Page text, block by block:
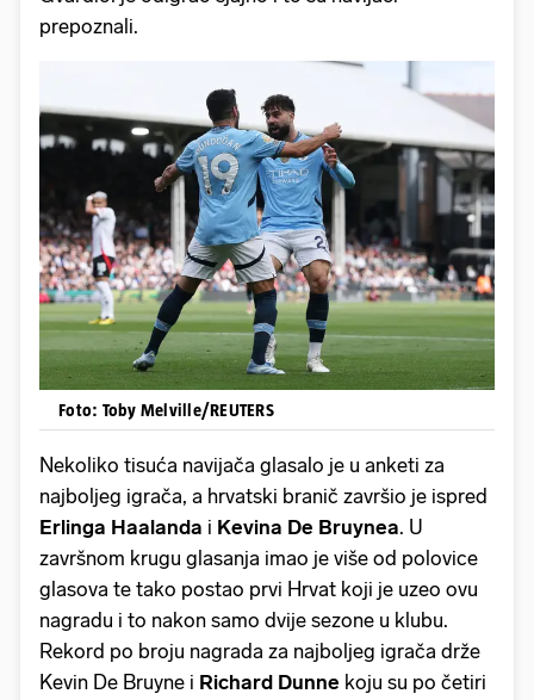
prepoznali.
Foto: Toby Melville/REUTERS
Nekoliko tisuća navijača glasalo je u anketi za
najboljeg igrača, a hrvatski branič završio je ispred
Erlinga Haalanda i Kevina De Bruynea. U
završnom krugu glasanja imao je više od polovice
glasova te tako postao prvi Hrvat koji je uzeo ovu
nagradu i to nakon samo dvije sezone u klubu.
Rekord po broju nagrada za najboljeg igrača drže
Kevin De Bruyne i Richard Dunne koju su po četiri